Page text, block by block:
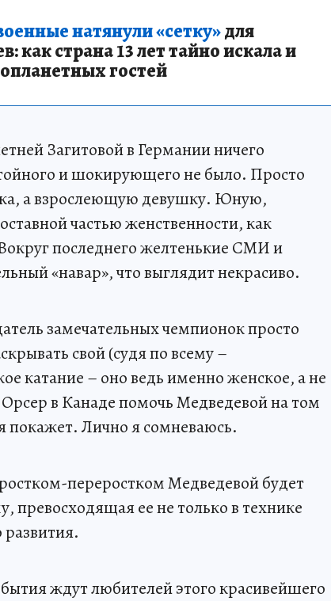
натянули «сетку»для
как страна 13 лет тайно искала и
гостей
Загитовой в Германии ничего
и шокирующего не было. Просто
а взрослеющую девушку. Юную,
частью женственности, как
последнего желтенькие СМИ и
«навар», что выглядит некрасиво.
замечательных чемпионок просто
свой (судя по всему –
катание – оно ведь именно женское, а не
в Канаде помочь Медведевой на том
покажет. Лично я сомневаюсь.
переростком Медведевой будет
превосходящая ее не только в технике
развития.
ждут любителей этого красивейшего